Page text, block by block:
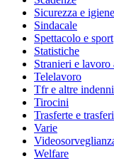
Sicurezza e
Sindacale
Spettacolo e sport
Statistiche
Stranieri e lavoro
Telelavoro
Tfr e altre
Tirocini
Trasferte e
Varie
Welfare